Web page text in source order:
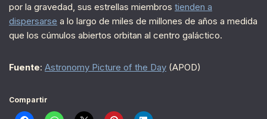
por la gravedad, sus estrellas miembros tienden a
dispersarse a lo largo de miles de millones de años a medida
que los cúmulos abiertos orbitan al centro galáctico.
Fuente: Astronomy Picture of the Day (APOD)
Compartir